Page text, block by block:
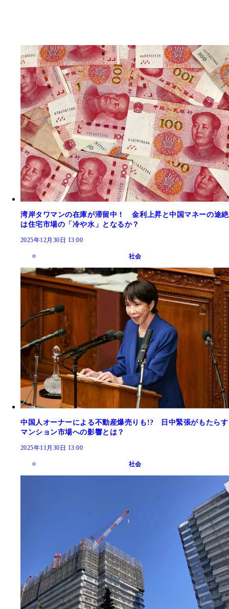
湾岸タワマンの在庫が滞留中！ 金利上昇と中国マネーの途絶
は住宅市場の「冷や水」となるか？
2025年12月30日 13:00
社会
中国人オーナーによる不動産爆売りも!? 日中緊張がもたらす
マンション市場への影響とは？
2025年11月30日 13:00
社会